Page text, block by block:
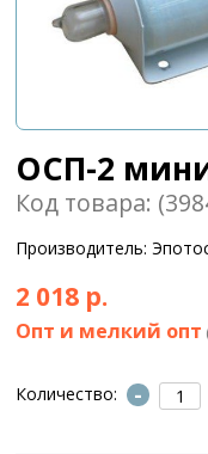
ОСП-2
Код товара:
Производитель:
2 018 р.
Опт и мелкий опт
Количество: -